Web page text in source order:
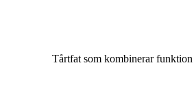
Tårtfat som kombinerar